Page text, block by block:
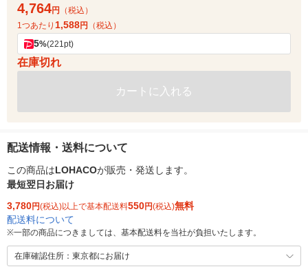
4,764円
（税込）
1つあたり 1,588円 （税込）
5%(221pt)
在庫切れ
カートに入れる
配送情報・送料について
この商品はLOHACOが販売・発送します。
最短翌日お届け
3,780円(税込)以上で基本配送料550円(税込)無料
配送料について
※一部の商品につきましては、基本配送料を当社が負担いたします。
在庫確認住所：東京都にお届け